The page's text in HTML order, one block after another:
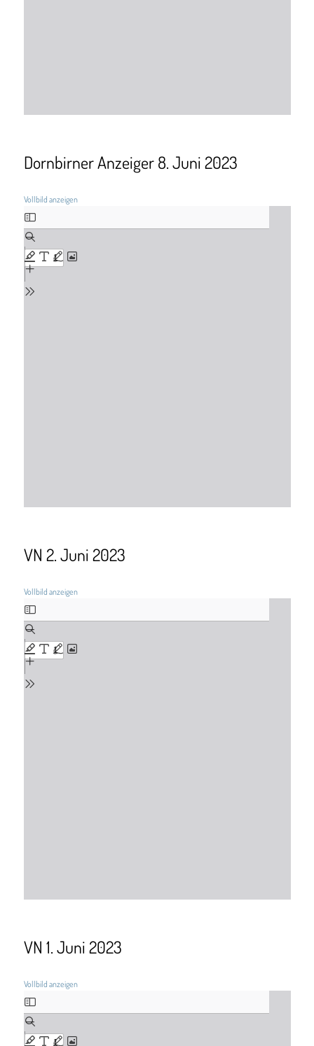
Dornbirner Anzeiger 8. Juni 2023
Vollbild anzeigen
VN 2. Juni 2023
Vollbild anzeigen
VN 1. Juni 2023
Vollbild anzeigen